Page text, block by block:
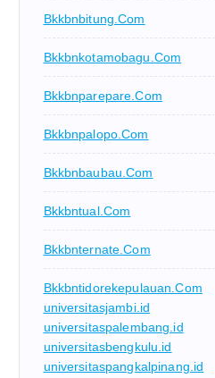
Bkkbnbitung.com
Bkkbnkotamobagu.com
Bkkbnparepare.com
Bkkbnpalopo.com
Bkkbnbaubau.com
Bkkbntual.com
Bkkbnternate.com
Bkkbntidorekepulauan.com
universitasjambi.id
universitaspalembang.id
universitasbengkulu.id
universitaspangkalpinang.id